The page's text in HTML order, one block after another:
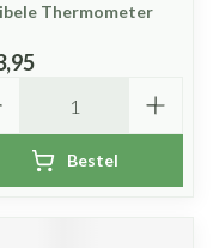
Thermometer
Bestel